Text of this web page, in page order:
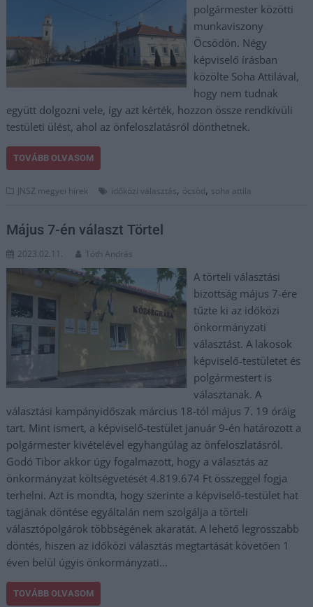
polgármester közötti
munkaviszony
Öcsödön. Négy
képviselő írásban
közölte Soha Attilával,
hogy nem tudnak
együtt dolgozni vele, így azt kérték, hozzon össze rendkívüli
testületi ülést, ahol az önfeloszlatásról dönthetnek.
TOVÁBB OLVASOM
JNSZ megyei hírek időközi választás, öcsöd, soha attila
Május 7-én választ Törtel
2023.02.11. Tóth András
A törteli választási
bizottság május 7-ére
tűzte ki az időközi
önkormányzati
választást. A lakosok
képviselő-testületet és
polgármestert is
választanak. A
választási kampányidőszak március 18-tól május 7. 19 óráig
tart. Mint ismert, a képviselő-testület január 9-én határozott a
polgármester kivételével egyhangúlag az önfeloszlatásról.
Godó Tibor akkor úgy fogalmazott, hogy a választás az
önkormányzat költségvetését 4.819.674 Ft összeggel fogja
terhelni. Azt is mondta, hogy szerinte a képviselő-testület hat
tagjának döntése egyáltalán nem szolgálja a törteli
választópolgárok többségének akaratát. A lehető legrosszabb
döntés, hiszen az időközi választás megtartását követően 1
éven belül úgyis önkormányzati…
TOVÁBB OLVASOM